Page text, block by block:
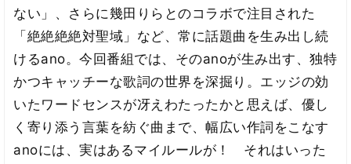
ない」、さらに幾田りらとのコラボで注目された
「絶絶絶絶対聖域」など、常に話題曲を生み出し続
けるano。今回番組では、そのanoが生み出す、独特
かつキャッチーな歌詞の世界を深掘り。エッジの効
いたワードセンスが冴えわたったかと思えば、優し
く寄り添う言葉を紡ぐ曲まで、幅広い作詞をこなす
anoには、実はあるマイルールが！ それはいった